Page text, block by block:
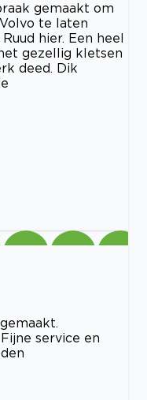
gemaakt om
te laten
hier. Een heel
gezellig kletsen
deed. Dik
service en